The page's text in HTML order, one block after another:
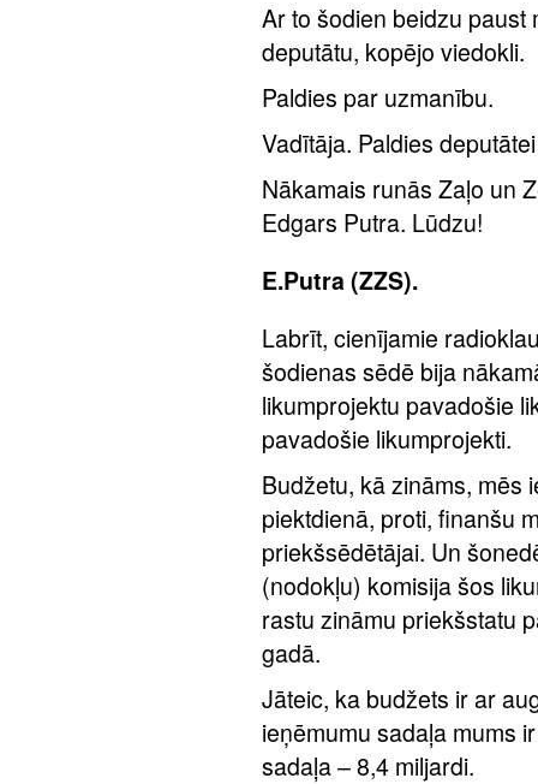
Ar to šodien beidzu
deputātu, kopējo viedokli.
Paldies par uzmanību.
Vadītāja. Paldies
Nākamais runās Zaļo un
Edgars Putra. Lūdzu!
E.Putra (ZZS).
Labrīt, cienījamie
šodienas sēdē bija
likumprojektu pavadošie
pavadošie likumprojekti.
Budžetu, kā zināms, mēs
piektdienā, proti, finanšu
priekšsēdētājai. Un
(nodokļu) komisija šos
rastu zināmu priekšstatu
gadā.
Jāteic, ka budžets ir ar
ieņēmumu sadaļa mums
sadaļa – 8,4 miljardi.